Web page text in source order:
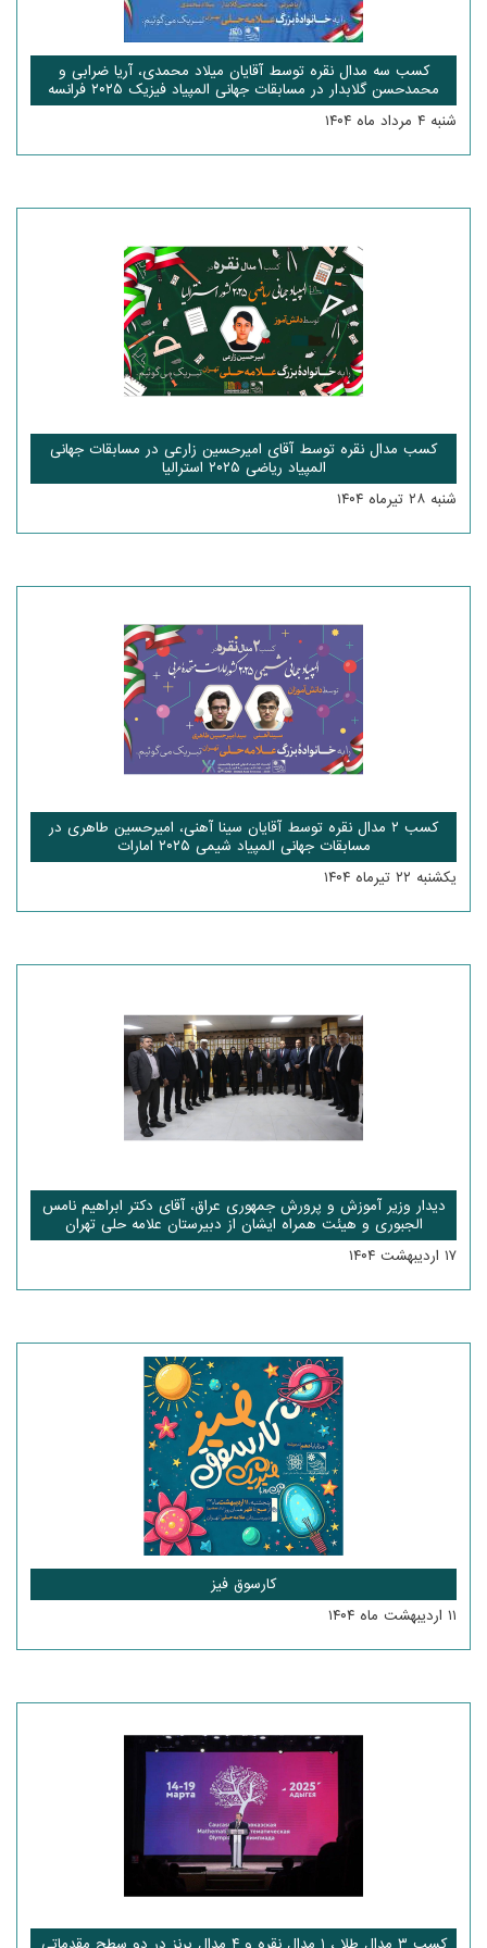
کسب سه مدال نقره توسط آقایان میلاد محمدی، آریا ضرابی و
محمدحسن گلابدار در مسابقات جهانی المپیاد فیزیک ۲۰۲۵ فرانسه
شنبه ۴ مرداد ماه ۱۴۰۴
کسب مدال نقره توسط آقای امیرحسین زارعی در مسابقات جهانی
المپیاد ریاضی ۲۰۲۵ استرالیا
شنبه ۲۸ تیرماه ۱۴۰۴
کسب ۲ مدال نقره توسط آقایان سینا آهنی، امیرحسین طاهری در
مسابقات جهانی المپیاد شیمی ۲۰۲۵ امارات
یکشنبه ۲۲ تیرماه ۱۴۰۴
دیدار وزیر آموزش و پرورش جمهوری عراق، آقای دکتر ابراهیم نامس
الجبوری و هیئت همراه ایشان از دبیرستان علامه حلی تهران
۱۷ اردیبهشت ۱۴۰۴
کارسوق فیز
۱۱ اردیبهشت ماه ۱۴۰۴